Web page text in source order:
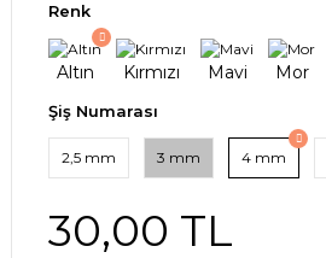
Renk
Şiş Numarası
2,5 mm 3 mm 4 mm
30,00 TL